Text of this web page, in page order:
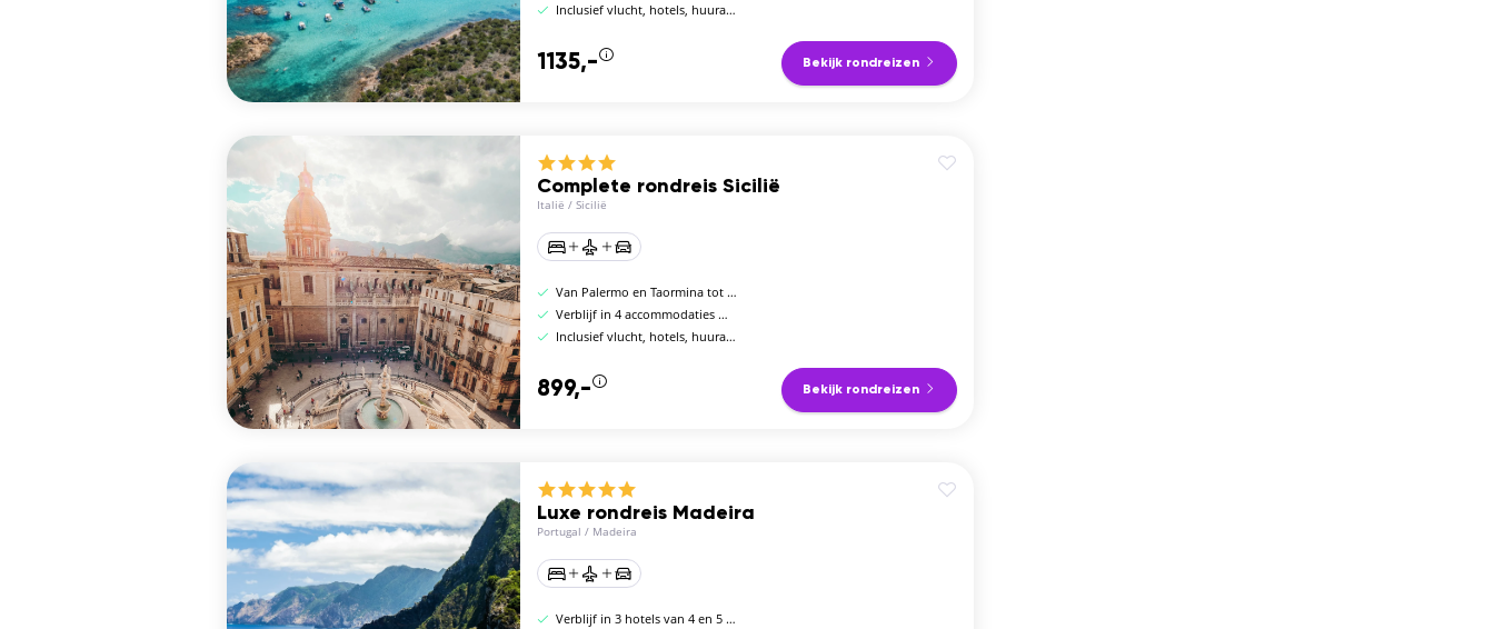
Inclusief vlucht, hotels, huurauto en ontbijt
1135,- Bekijk rondreizen
Complete rondreis Sicilië
Italië / Sicilië
Van Palermo en Taormina tot de Etna en Agrigento
Verblijf in 4 accommodaties met zwembad
Inclusief vlucht, hotels, huurauto en ontbijt
899,- Bekijk rondreizen
Luxe rondreis Madeira
Portugal / Madeira
Verblijf in 3 hotels van 4 en 5 sterren